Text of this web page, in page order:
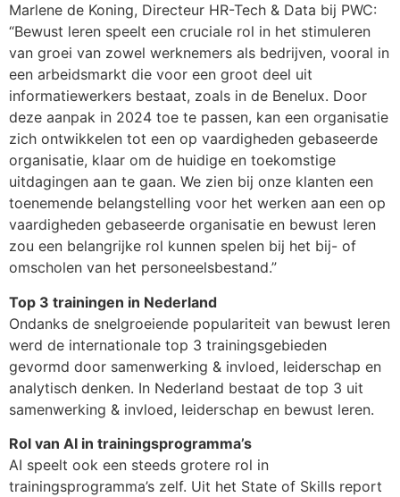
Marlene de Koning, Directeur HR-Tech & Data bij PWC:
“Bewust leren speelt een cruciale rol in het stimuleren
van groei van zowel werknemers als bedrijven, vooral in
een arbeidsmarkt die voor een groot deel uit
informatiewerkers bestaat, zoals in de Benelux. Door
deze aanpak in 2024 toe te passen, kan een organisatie
zich ontwikkelen tot een op vaardigheden gebaseerde
organisatie, klaar om de huidige en toekomstige
uitdagingen aan te gaan. We zien bij onze klanten een
toenemende belangstelling voor het werken aan een op
vaardigheden gebaseerde organisatie en bewust leren
zou een belangrijke rol kunnen spelen bij het bij- of
omscholen van het personeelsbestand.”
Top 3 trainingen in Nederland
Ondanks de snelgroeiende populariteit van bewust leren
werd de internationale top 3 trainingsgebieden
gevormd door samenwerking & invloed, leiderschap en
analytisch denken. In Nederland bestaat de top 3 uit
samenwerking & invloed, leiderschap en bewust leren.
Rol van AI in trainingsprogramma’s
AI speelt ook een steeds grotere rol in
trainingsprogramma’s zelf. Uit het State of Skills report